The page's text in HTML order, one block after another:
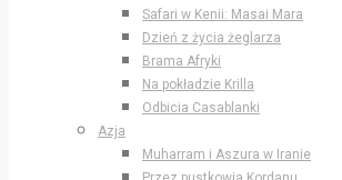
Safari w Kenii: Masai Mara
Dzień z życia żeglarza
Brama Afryki
Na pokładzie Krilla
Odbicia Casablanki
Azja
Muharram i Aszura w Iranie